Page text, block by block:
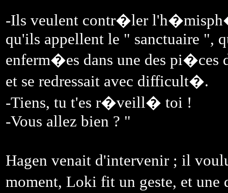
-Ils veulent contr�ler
qu'ils appellent le " sanctuaire ",
enferm�es dans une des
et se redressait avec difficult�.
-Tiens, tu t'es r�veill� toi !
-Vous allez bien ? "
Hagen venait d'intervenir ; il
moment, Loki fit un geste, et